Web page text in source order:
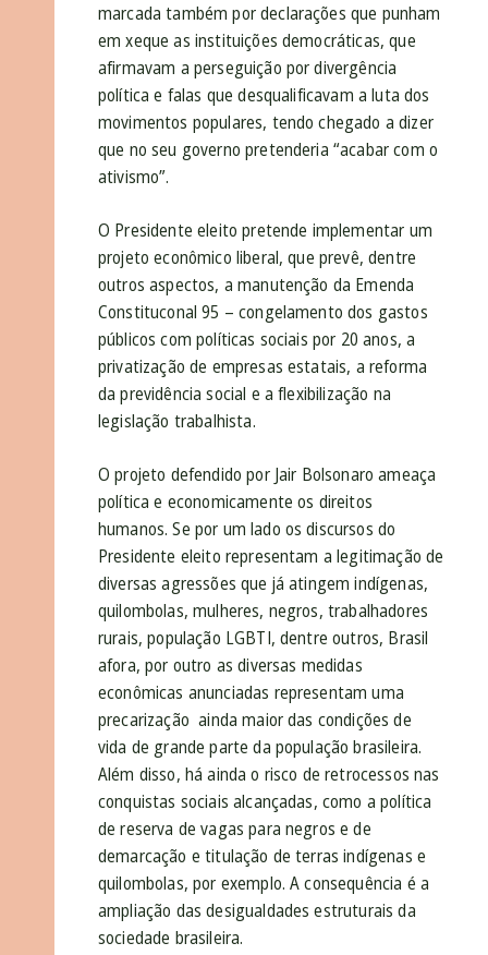
marcada também por declarações que punham
em xeque as instituições democráticas, que
afirmavam a perseguição por divergência
política e falas que desqualificavam a luta dos
movimentos populares, tendo chegado a dizer
que no seu governo pretenderia “acabar com o
ativismo”.
O Presidente eleito pretende implementar um
projeto econômico liberal, que prevê, dentre
outros aspectos, a manutenção da Emenda
Constituconal 95 – congelamento dos gastos
públicos com políticas sociais por 20 anos, a
privatização de empresas estatais, a reforma
da previdência social e a flexibilização na
legislação trabalhista.
O projeto defendido por Jair Bolsonaro ameaça
política e economicamente os direitos
humanos. Se por um lado os discursos do
Presidente eleito representam a legitimação de
diversas agressões que já atingem indígenas,
quilombolas, mulheres, negros, trabalhadores
rurais, população LGBTI, dentre outros, Brasil
afora, por outro as diversas medidas
econômicas anunciadas representam uma
precarização ainda maior das condições de
vida de grande parte da população brasileira.
Além disso, há ainda o risco de retrocessos nas
conquistas sociais alcançadas, como a política
de reserva de vagas para negros e de
demarcação e titulação de terras indígenas e
quilombolas, por exemplo. A consequência é a
ampliação das desigualdades estruturais da
sociedade brasileira.